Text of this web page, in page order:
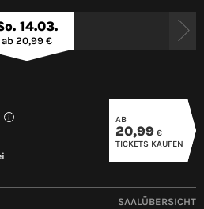
14.03.
ab 20,99 €
i AB
20,99 €
TICKETS KAUFEN
SAALÜBERSICHT